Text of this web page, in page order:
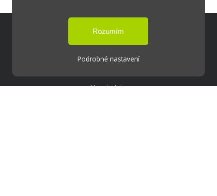
Podrobné nastavení
Škola Online
Strava.cz
Kontakty